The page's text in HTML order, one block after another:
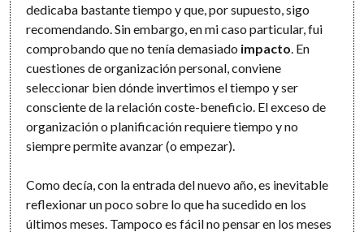
dedicaba bastante tiempo y que, por supuesto, sigo
recomendando. Sin embargo, en mi caso particular, fui
comprobando que no tenía demasiado impacto . En
cuestiones de organización personal, conviene
seleccionar bien dónde invertimos el tiempo y ser
consciente de la relación coste-beneficio. El exceso de
organización o planificación requiere tiempo y no
siempre permite avanzar (o empezar).
Como decía, con la entrada del nuevo año, es inevitable
reflexionar un poco sobre lo que ha sucedido en los
últimos meses. Tampoco es fácil no pensar en los meses